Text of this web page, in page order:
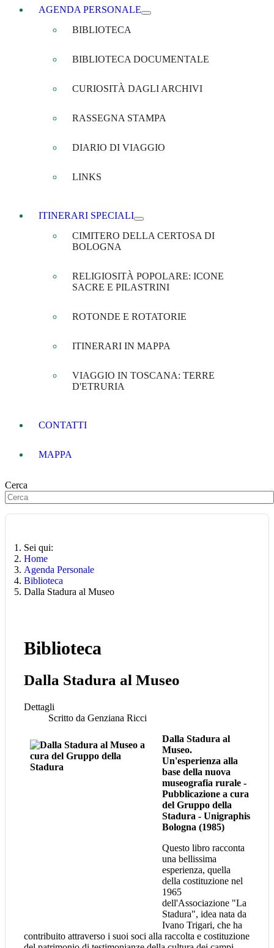
AGENDA PERSONALE
BIBLIOTECA
BIBLIOTECA DOCUMENTALE
CURIOSITÀ DAGLI ARCHIVI
RASSEGNA STAMPA
DIARIO DI VIAGGIO
LINKS
ITINERARI SPECIALI
CIMITERO DELLA CERTOSA DI
BOLOGNA
RELIGIOSITÀ POPOLARE: ICONE
SACRE E PILASTRINI
ROTONDE E ROTATORIE
ITINERARI IN MAPPA
VIAGGIO IN TOSCANA: TERRE
D'ETRURIA
CONTATTI
MAPPA
Cerca
Sei qui:
Home
Agenda Personale
Biblioteca
Dalla Stadura al Museo
Biblioteca
Dalla Stadura al Museo
Dettagli
Scritto da Genziana Ricci
Dalla Stadura al
Museo.
Un'esperienza alla
base della nuova
museografia rurale -
Pubblicazione a cura
del Gruppo della
Stadura - Unigraphis
Bologna (1985)
Questo libro racconta
una bellissima
esperienza, quella
della costituzione nel
1965
dell'Associazione "La
Stadura", idea nata da
Ivano Trigari, che ha
contribuito attraverso i suoi soci alla raccolta e costituzione